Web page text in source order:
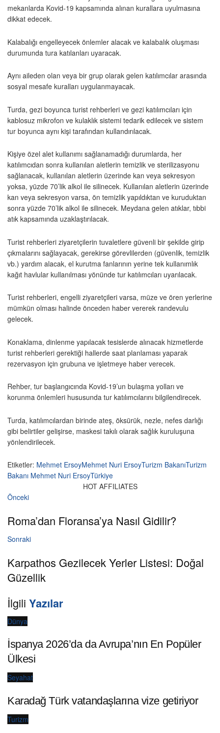
mekanlarda Kovid-19 kapsamında alınan kurallara uyulmasına
dikkat edecek.
Kalabalığı engelleyecek önlemler alacak ve kalabalık oluşması
durumunda tura katılanları uyaracak.
Aynı aileden olan veya bir grup olarak gelen katılımcılar arasında
sosyal mesafe kuralları uygulanmayacak.
Turda, gezi boyunca turist rehberleri ve gezi katılımcıları için
kablosuz mikrofon ve kulaklık sistemi tedarik edilecek ve sistem
tur boyunca aynı kişi tarafından kullandırılacak.
Kişiye özel alet kullanımı sağlanamadığı durumlarda, her
katılımcıdan sonra kullanılan aletlerin temizlik ve sterilizasyonu
sağlanacak, kullanılan aletlerin üzerinde kan veya sekresyon
yoksa, yüzde 70’lik alkol ile silinecek. Kullanılan aletlerin üzerinde
kan veya sekresyon varsa, ön temizlik yapıldıktan ve kuruduktan
sonra yüzde 70’lik alkol ile silinecek. Meydana gelen atıklar, tıbbi
atık kapsamında uzaklaştırılacak.
Turist rehberleri ziyaretçilerin tuvaletlere güvenli bir şekilde girip
çıkmalarını sağlayacak, gerekirse görevlilerden (güvenlik, temizlik
vb.) yardım alacak, el kurutma fanlarının yerine tek kullanımlık
kağıt havlular kullanılması yönünde tur katılımcıları uyarılacak.
Turist rehberleri, engelli ziyaretçileri varsa, müze ve ören yerlerine
mümkün olması halinde önceden haber vererek randevulu
gelecek.
Konaklama, dinlenme yapılacak tesislerde alınacak hizmetlerde
turist rehberleri gerektiği hallerde saat planlaması yaparak
rezervasyon için grubuna ve işletmeye haber verecek.
Rehber, tur başlangıcında Kovid-19’un bulaşma yolları ve
korunma önlemleri hususunda tur katılımcılarını bilgilendirecek.
Turda, katılımcılardan birinde ateş, öksürük, nezle, nefes darlığı
gibi belirtiler gelişirse, maskesi takılı olarak sağlık kuruluşuna
yönlendirilecek.
Etiketler: Mehmet ErsoyMehmet Nuri ErsoyTurizm BakanıTurizm
Bakanı Mehmet Nuri ErsoyTürkiye
HOT AFFILIATES
Önceki
Roma’dan Floransa’ya Nasıl Gidilir?
Sonraki
Karpathos Gezilecek Yerler Listesi: Doğal
Güzellik
İlgili Yazılar
Dünya
İspanya 2026’da da Avrupa’nın En Popüler
Ülkesi
Seyahat
Karadağ Türk vatandaşlarına vize getiriyor
Turizm